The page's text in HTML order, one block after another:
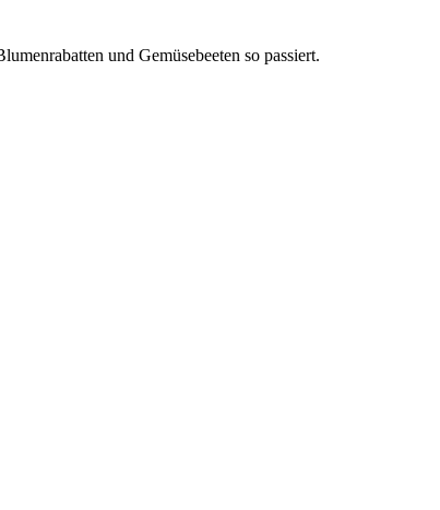
und Gemüsebeeten so passiert.